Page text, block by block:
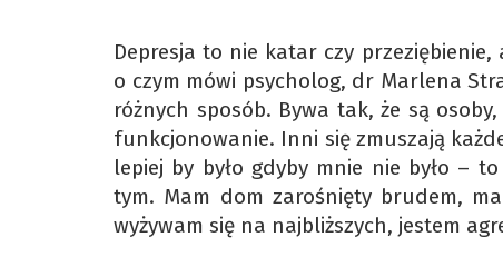
Depresja to nie katar czy
o czym mówi psycholog, dr Marlena
różnych sposób. Bywa tak, że są
funkcjonowanie. Inni się zmuszają
lepiej by było gdyby mnie nie było –
tym. Mam dom zarośnięty brudem,
wyżywam się na najbliższych, jestem